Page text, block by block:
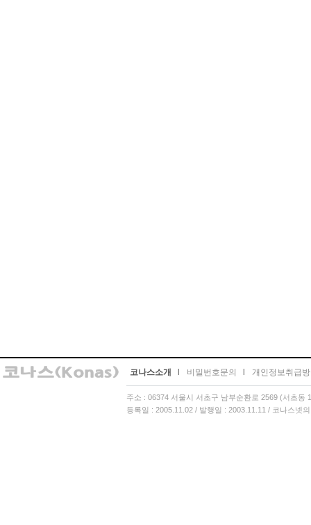
코나스소개 비밀번호문의 개인정보취급
주소 : 06374 서울시 서초구 남부순환로 2569 (서초
등록일 : 2005.11.02 / 발행일 : 2003.11.11 / 코나스넷